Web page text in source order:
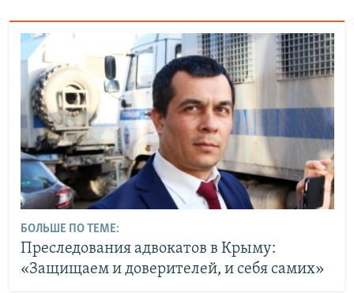
БОЛЬШЕ ПО ТЕМЕ:
Преследования адвокатов в Крыму:
«Защищаем и доверителей, и себя самих»